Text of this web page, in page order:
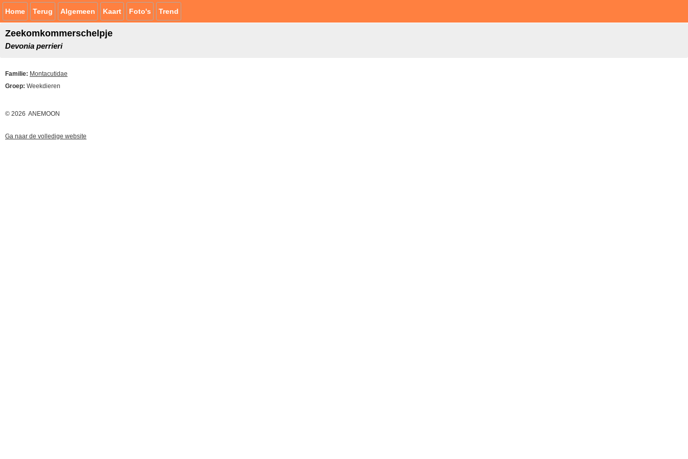
Home Terug Algemeen Kaart Foto's Trend
Zeekomkommerschelpje
Devonia perrieri
Familie: Montacutidae
Groep: Weekdieren
© 2026 ANEMOON
Ga naar de volledige website